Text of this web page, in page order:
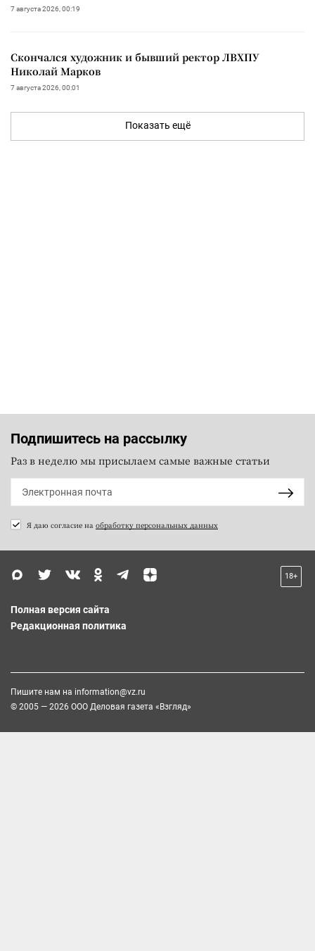
7 августа 2026, 00:19
Скончался художник и бывший ректор ЛВХПУ
Николай Марков
7 августа 2026, 00:01
Показать ещё
Подпишитесь на рассылку
Раз в неделю мы присылаем самые важные статьи
Я даю согласие на обработку персональных данных
18+
Полная версия сайта
Редакционная политика
Пишите нам на information@vz.ru
© 2005 — 2026 ООО Деловая газета «Взгляд»